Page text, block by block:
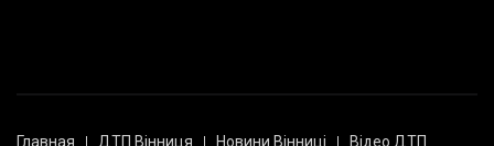
Главная ДТП Вінниця Новини Вінниці Відео ДТП